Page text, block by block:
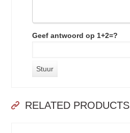
Geef antwoord op 1+2=?
RELATED PRODUCTS